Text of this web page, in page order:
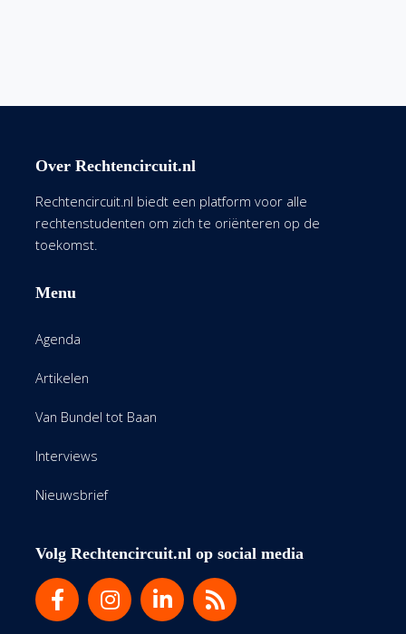
Over Rechtencircuit.nl
Rechtencircuit.nl biedt een platform voor alle
rechtenstudenten om zich te oriënteren op de
toekomst.
Menu
Agenda
Artikelen
Van Bundel tot Baan
Interviews
Nieuwsbrief
Volg Rechtencircuit.nl op social media